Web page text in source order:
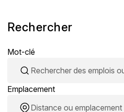
Rechercher
Mot-clé
Emplacement